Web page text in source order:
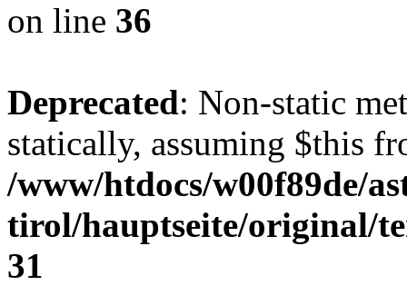
on line 36
Deprecated: Non-static
statically, assuming $this
/www/htdocs/w00f89de/
tirol/hauptseite/original/
31